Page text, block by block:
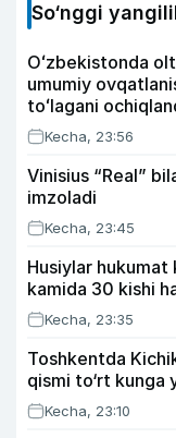
So‘nggi
Oʻzbekistonda
umumiy
toʻlagani
Kecha, 23:56
Vinisius “Real”
imzoladi
Kecha, 23:45
Husiylar
kamida 30 kishi
Kecha, 23:35
Toshkentda
qismi to‘rt kunga
Kecha, 23:10